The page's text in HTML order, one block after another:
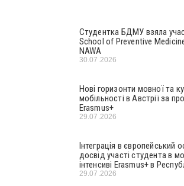
Студентка БДМУ взяла
School of Preventive
NAWA
30.07.2026
Нові горизонти мовної та
мобільності в Австрії за
Erasmus+
29.07.2026
Інтеграція в європейський
досвід участі студента в
інтенсиві Erasmus+ в
29.07.2026